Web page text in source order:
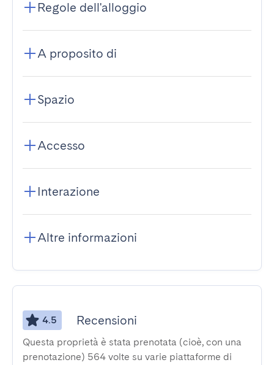
Regole dell'alloggio
A proposito di
Spazio
Accesso
Interazione
Altre informazioni
4.5 Recensioni
Questa proprietà è stata prenotata (cioè, con una
prenotazione) 564 volte su varie piattaforme di